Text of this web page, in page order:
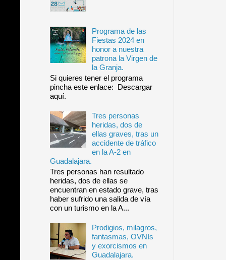
Programa de las
Fiestas 2024 en
honor a nuestra
patrona la Virgen de
la Granja.
Si quieres tener el programa
pincha este enlace: Descargar
aquí.
Tres personas
heridas, dos de
ellas graves, tras un
accidente de tráfico
en la A-2 en
Guadalajara.
Tres personas han resultado
heridas, dos de ellas se
encuentran en estado grave, tras
haber sufrido una salida de vía
con un turismo en la A...
Prodigios, milagros,
fantasmas, OVNIs
y exorcismos en
Guadalajara.